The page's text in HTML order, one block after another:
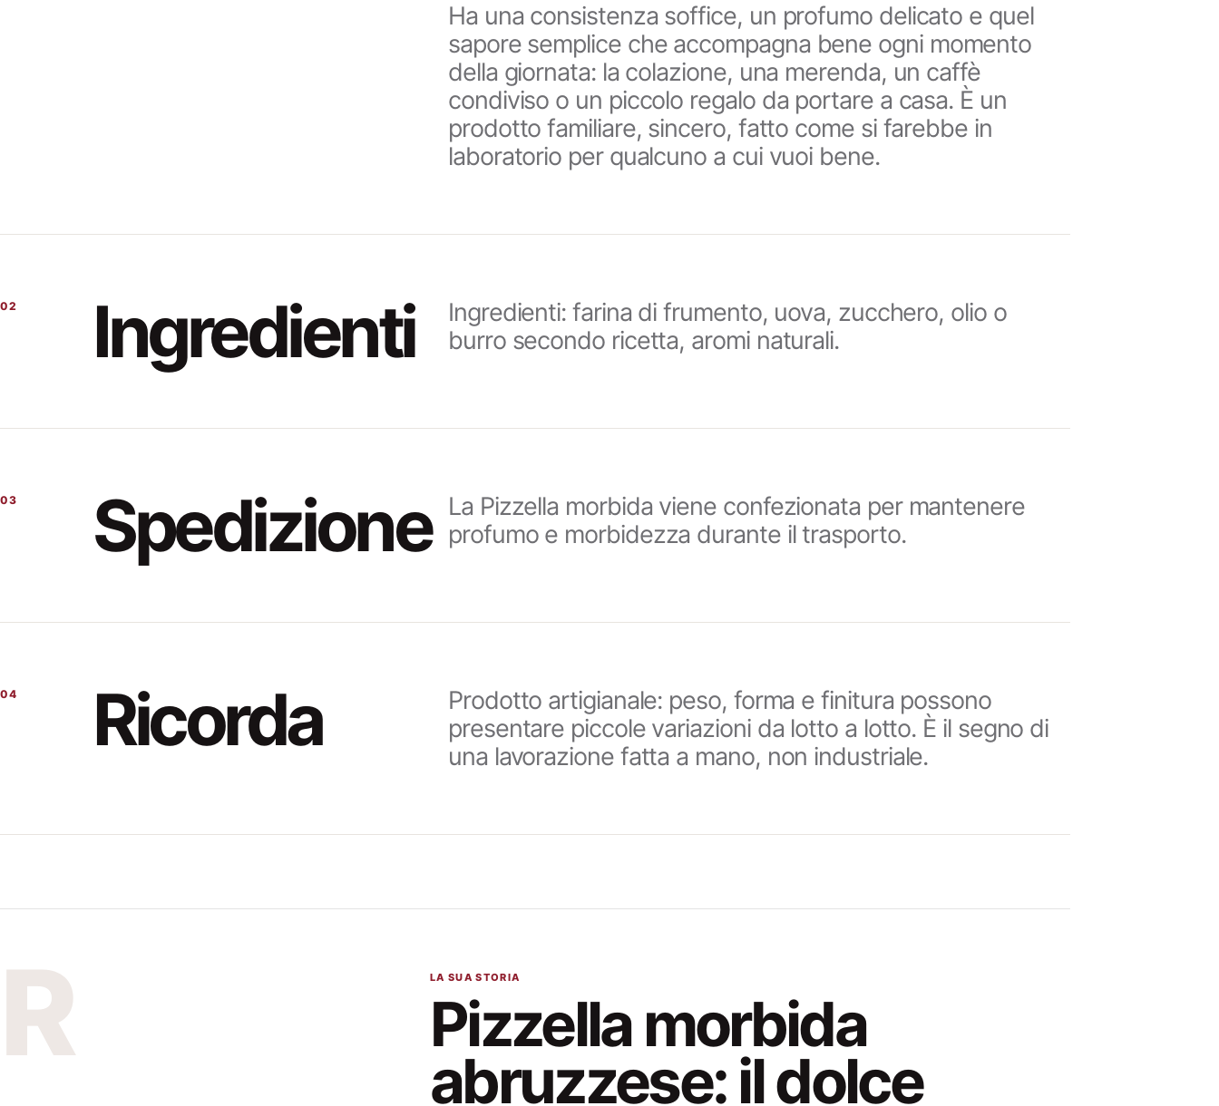
Ha una consistenza soffice, un profumo delicato e quel
sapore semplice che accompagna bene ogni momento
della giornata: la colazione, una merenda, un caffè
condiviso o un piccolo regalo da portare a casa. È un
prodotto familiare, sincero, fatto come si farebbe in
laboratorio per qualcuno a cui vuoi bene.
02 Ingredienti
Ingredienti: farina di frumento, uova, zucchero, olio o
burro secondo ricetta, aromi naturali.
03 Spedizione
La Pizzella morbida viene confezionata per mantenere
profumo e morbidezza durante il trasporto.
04 Ricorda
Prodotto artigianale: peso, forma e finitura possono
presentare piccole variazioni da lotto a lotto. È il segno di
una lavorazione fatta a mano, non industriale.
R LA SUA STORIA
Pizzella morbida
abruzzese: il dolce